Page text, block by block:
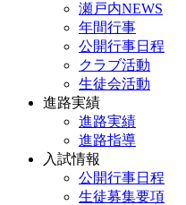
瀬戸内NEWS
年間行事
公開行事日程
クラブ活動
生徒会活動
進路実績
進路実績
進路指導
入試情報
公開行事日程
生徒募集要項